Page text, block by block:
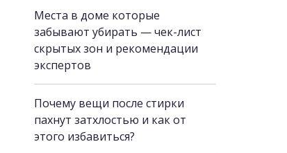
Места в доме которые
забывают убирать — чек-лист
скрытых зон и рекомендации
экспертов
Почему вещи после стирки
пахнут затхлостью и как от
этого избавиться?